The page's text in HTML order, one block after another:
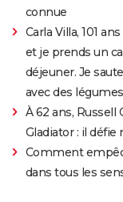
connue
Carla Villa, 101
et je prends un
déjeuner. Je
avec des
À 62 ans,
Gladiator : il
Comment
dans tous les